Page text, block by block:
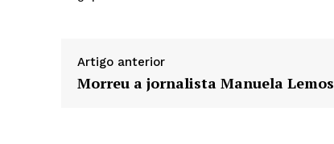
Artigo anterior
Morreu a jornalista Manuela Lemos